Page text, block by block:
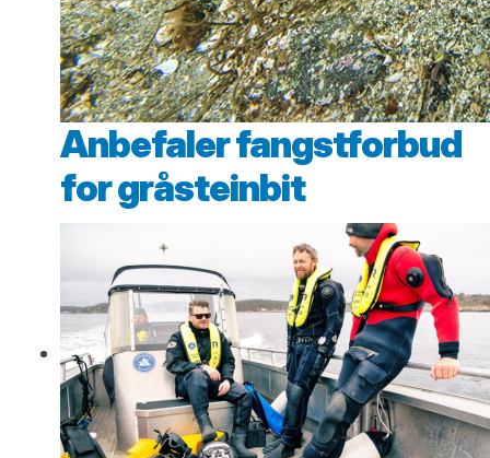
Anbefaler fangstforbud
for gråsteinbit